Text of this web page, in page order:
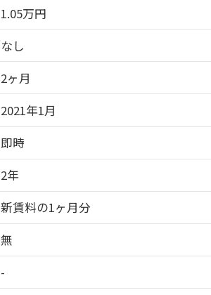
1.05万円
なし
2ヶ月
2021年1月
即時
2年
新賃料の1ヶ月分
無
-